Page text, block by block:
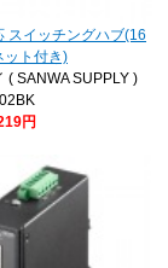
スイッチングハブ(16
ット付き)
( SANWA SUPPLY )
円